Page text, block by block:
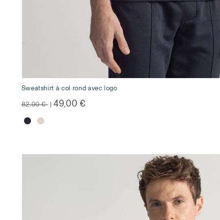
Sweatshirt à col rond avec logo
Prix réduit de
82,00 € à| 49,00 €